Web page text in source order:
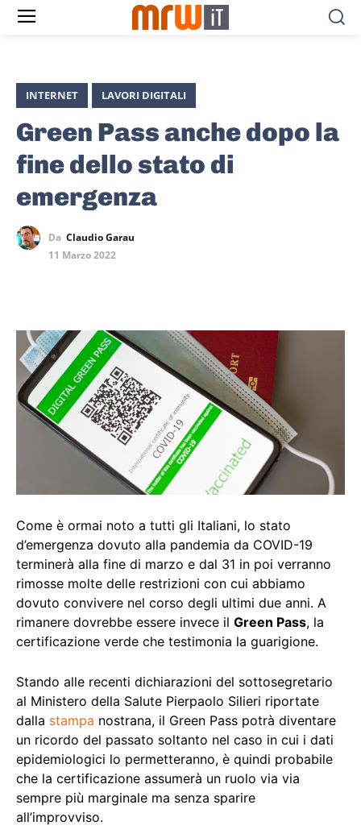
INTERNET LAVORI DIGITALI
Green Pass anche dopo la
fine dello stato di
emergenza
Da Claudio Garau
11 Marzo 2022
Come è ormai noto a tutti gli Italiani, lo stato
d’emergenza dovuto alla pandemia da COVID-19
terminerà alla fine di marzo e dal 31 in poi verranno
rimosse molte delle restrizioni con cui abbiamo
dovuto convivere nel corso degli ultimi due anni. A
rimanere dovrebbe essere invece il Green Pass, la
certificazione verde che testimonia la guarigione.
Stando alle recenti dichiarazioni del sottosegretario
al Ministero della Salute Pierpaolo Silieri riportate
dalla stampa nostrana, il Green Pass potrà diventare
un ricordo del passato soltanto nel caso in cui i dati
epidemiologici lo permetteranno, è quindi probabile
che la certificazione assumerà un ruolo via via
sempre più marginale ma senza sparire
all’improvviso.